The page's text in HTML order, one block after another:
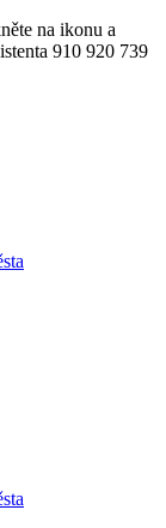
na ikonu a
910 920 739